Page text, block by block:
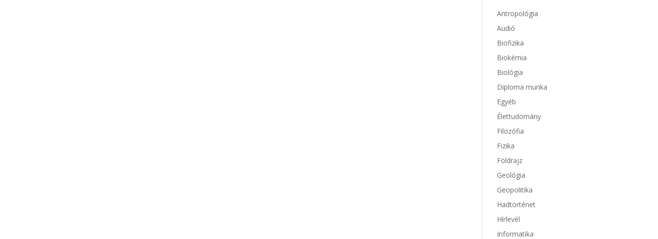
Antropológia
Audió
Biofizika
Biokémia
Biológia
Diploma munka
Egyéb
Élettudomány
Filozófia
Fizika
Földrajz
Geológia
Geopolitika
Hadtörténet
Hírlevél
Informatika